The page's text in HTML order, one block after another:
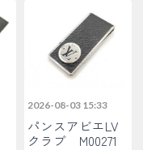
2026-08-03 15:33
パンスアビエLV
クラブ M00271